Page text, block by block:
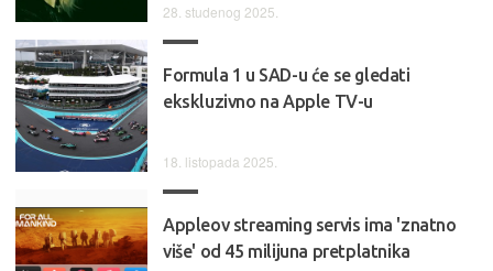
28. studenog 2025.
Formula 1 u SAD-u će se gledati
ekskluzivno na Apple TV-u
18. listopada 2025.
Appleov streaming servis ima 'znatno
više' od 45 milijuna pretplatnika